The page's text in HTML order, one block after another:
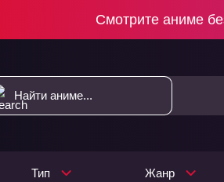
Смотрите аниме
Тип Жанр